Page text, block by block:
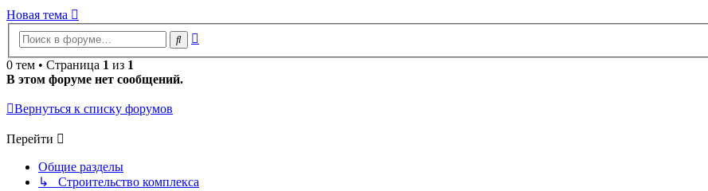
Новая тема
Поиск
0 тем • Страница 1 из 1
В этом форуме нет сообщений.
Вернуться к списку форумов
Перейти
Общие разделы
↳ Строительство комплекса